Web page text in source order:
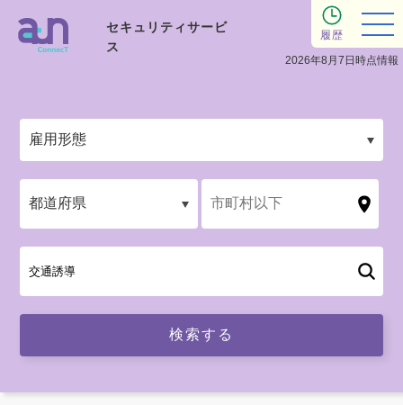
セキュリティサービ
ス
2026年8月7日時点情報
履歴